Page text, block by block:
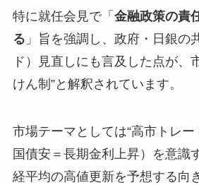
特に就任会見で「 金融政策の責
る 」旨を強調し、政府・日銀の
ド）見直しにも言及した点が、
けん制”と解釈されています。
市場テーマとしては“高市トレー
国債安＝長期金利上昇）を意識
経平均の高値更新を予想する向